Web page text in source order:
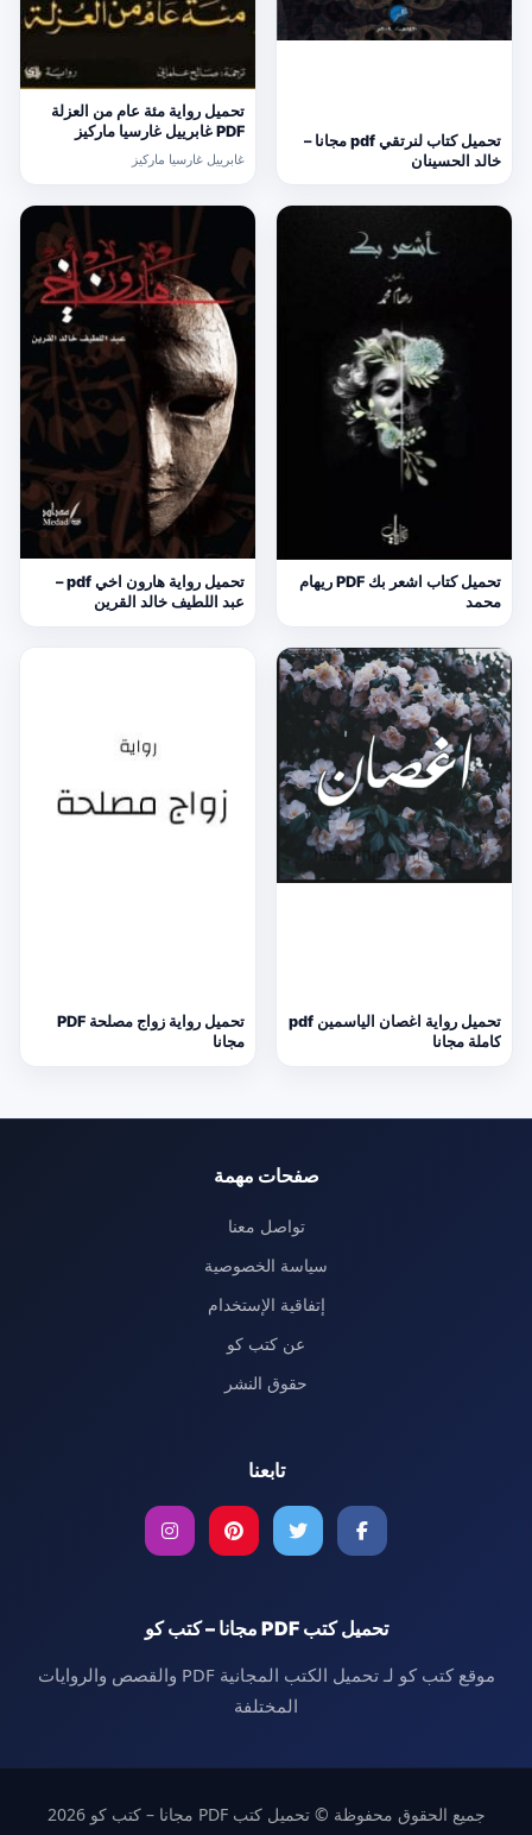
تحميل كتاب لنرتقي pdf مجانا –
خالد الحسينان
تحميل رواية مئة عام من العزلة
PDF غابرييل غارسيا ماركيز
غابرييل غارسيا ماركيز
تحميل كتاب اشعر بك PDF ريهام
محمد
تحميل رواية هارون اخي pdf –
عبد اللطيف خالد القرين
تحميل رواية اغصان الياسمين pdf
كاملة مجانا
تحميل رواية زواج مصلحة PDF
مجانا
صفحات مهمة
تواصل معنا
سياسة الخصوصية
إتفاقية الإستخدام
عن كتب كو
حقوق النشر
تابعنا
تحميل كتب PDF مجانا – كتب كو
موقع كتب كو لـ تحميل الكتب المجانية PDF والقصص والروايات
المختلفة
جميع الحقوق محفوظة © تحميل كتب PDF مجانا – كتب كو 2026